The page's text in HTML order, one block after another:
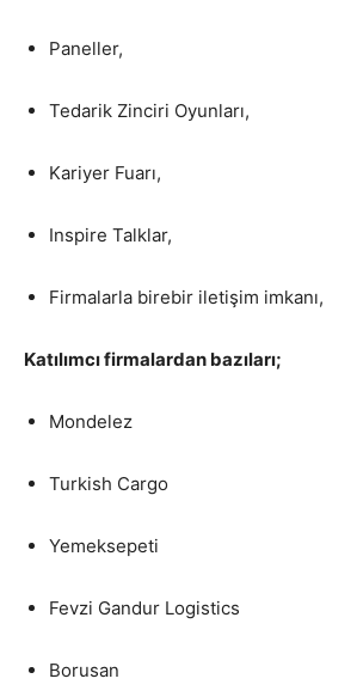
Paneller,
Tedarik Zinciri Oyunları,
Kariyer Fuarı,
Inspire Talklar,
Firmalarla birebir iletişim imkanı,
Katılımcı firmalardan bazıları;
Mondelez
Turkish Cargo
Yemeksepeti
Fevzi Gandur Logistics
Borusan